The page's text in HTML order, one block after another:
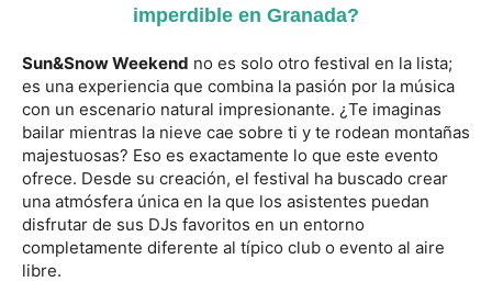
imperdible en Granada?
Sun&Snow Weekend no es solo otro festival en la lista;
es una experiencia que combina la pasión por la música
con un escenario natural impresionante. ¿Te imaginas
bailar mientras la nieve cae sobre ti y te rodean montañas
majestuosas? Eso es exactamente lo que este evento
ofrece. Desde su creación, el festival ha buscado crear
una atmósfera única en la que los asistentes puedan
disfrutar de sus DJs favoritos en un entorno
completamente diferente al típico club o evento al aire
libre.